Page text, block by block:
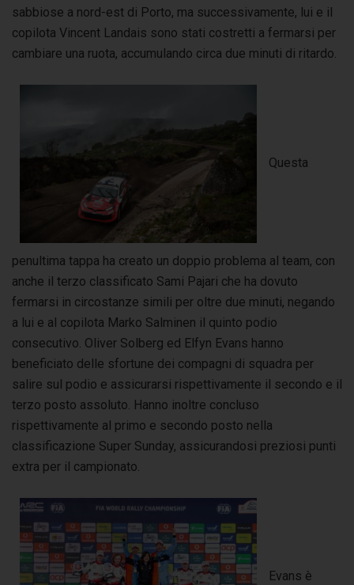
sabbiose a nord-est di Porto, ma successivamente, lui e il
copilota Vincent Landais sono stati costretti a fermarsi per
cambiare una ruota, accumulando circa due minuti di ritardo.
Questa
penultima tappa ha creato un doppio problema al team, con
anche il terzo classificato Sami Pajari che ha dovuto
fermarsi in circostanze simili per oltre due minuti, negando
a lui e al copilota Marko Salminen il quinto podio
consecutivo. Oliver Solberg ed Elfyn Evans hanno
beneficiato delle sfortune dei compagni di squadra per
salire sul podio e assicurarsi rispettivamente il secondo e il
terzo posto assoluto. Hanno inoltre concluso
rispettivamente al primo e secondo posto nella
classificazione Super Sunday, assicurandosi preziosi punti
extra per il campionato.
Evans è